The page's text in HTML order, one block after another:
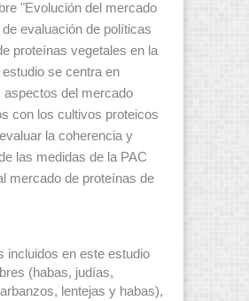
"Evolución del mercado
evaluación de políticas
proteínas vegetales en la
se centra en
aspectos del mercado
con los cultivos proteicos
la coherencia y
las medidas de la PAC
mercado de proteínas de
incluidos en este estudio
(habas, judías,
lentejas y habas),